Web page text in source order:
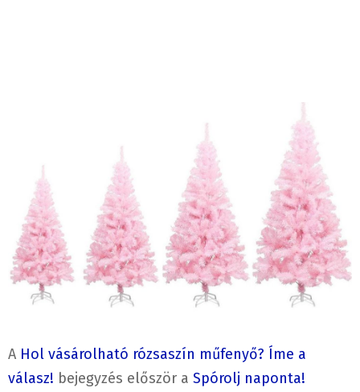
A Hol vásárolható rózsaszín műfenyő? Íme a
válasz! bejegyzés először a Spórolj naponta!